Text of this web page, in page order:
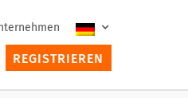
REGISTRIEREN